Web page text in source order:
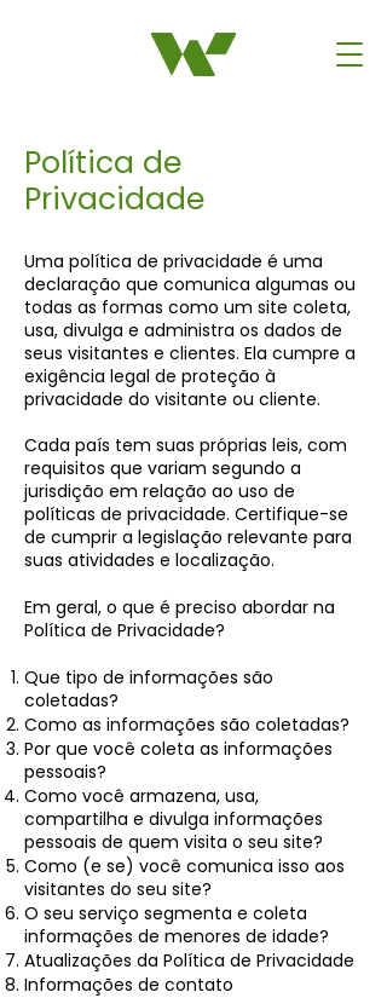
Política de
Privacidade
Uma política de privacidade é uma
declaração que comunica algumas ou
todas as formas como um site coleta,
usa, divulga e administra os dados de
seus visitantes e clientes. Ela cumpre a
exigência legal de proteção à
privacidade do visitante ou cliente.
Cada país tem suas próprias leis, com
requisitos que variam segundo a
jurisdição em relação ao uso de
políticas de privacidade. Certifique-se
de cumprir a legislação relevante para
suas atividades e localização.
Em geral, o que é preciso abordar na
Política de Privacidade?
Que tipo de informações são
coletadas?
Como as informações são coletadas?
Por que você coleta as informações
pessoais?
Como você armazena, usa,
compartilha e divulga informações
pessoais de quem visita o seu site?
Como (e se) você comunica isso aos
visitantes do seu site?
O seu serviço segmenta e coleta
informações de menores de idade?
Atualizações da Política de Privacidade
Informações de contato